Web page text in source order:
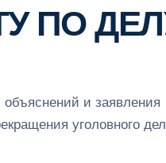
ПО
и заявления
уголовного